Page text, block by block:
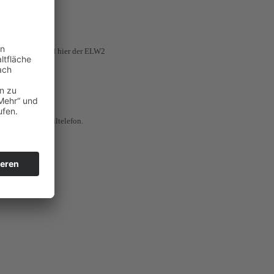
Zur Zeit sind hier der ELW2
auch per Mobiltelefon.